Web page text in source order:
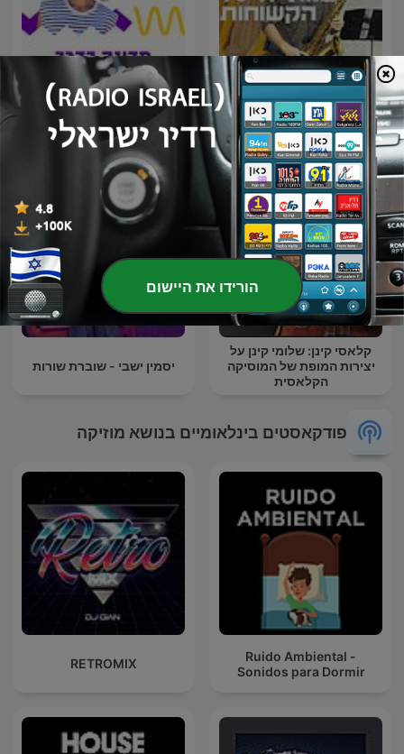
שנות התשעים הקשוחות מדינה בדרך עם הדר מרקס
קלאסי קינן: שלומי קינן על
יצירות המופת של המוסיקה
הקלאסית
יסמין ישבי - שוברת שורות
פודקאסטים בינלאומיים בנושא מוזיקה
Ruido Ambiental -
Sonidos para Dormir
RETROMIX
הורידו את היישום